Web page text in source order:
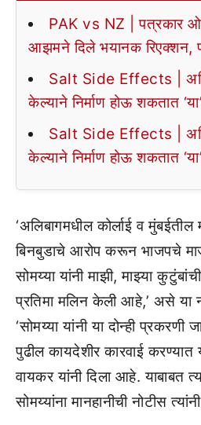
PAK vs NZ | पत्रकार
आझमने दिले भयानक रिएक्शन,
Salt Side Effects |
केल्याने निर्माण होऊ शकतात
Salt Side Effects |
केल्याने निर्माण होऊ शकतात
‘अलिबागमधील कोर्लाई व
बिनबुडाचे आरोप करून भाजपचे
सोमय्या यांनी माझी, माझ्या
प्रतिमा मलिन केली आहे,’ असे
‘सोमय्या यांनी या दोन्ही प्रकरणी
पुढील कायदेशीर कारवाई
वायकर यांनी दिला आहे. याबाबत
सोमय्यांना मानहानीची नोटीस